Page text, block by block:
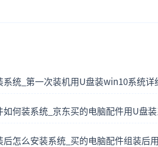
系统_第一次装机用U盘装win10系统详
如何装系统_京东买的电脑配件用U盘
后怎么安装系统_买的电脑配件组装后